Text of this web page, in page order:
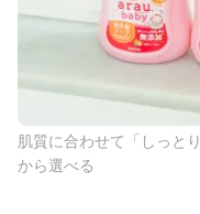
肌質に合わせて「しっと
から選べる